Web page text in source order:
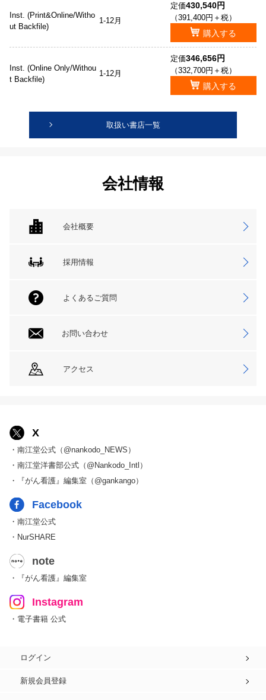
Inst. (Print&Online/Witho
ut Backfile)
1-12月
定価430,540円
（391,400円＋税）
購入する
Inst. (Online Only/Withou
t Backfile)
1-12月
定価346,656円
（332,700円＋税）
購入する
取扱い書店一覧
会社情報
会社概要
採用情報
よくあるご質問
お問い合わせ
アクセス
X
・南江堂公式（@nankodo_NEWS）
・南江堂洋書部公式（@Nankodo_Intl）
・『がん看護』編集室（@gankango）
Facebook
・南江堂公式
・NurSHARE
note
・『がん看護』編集室
Instagram
・電子書籍 公式
ログイン
新規会員登録